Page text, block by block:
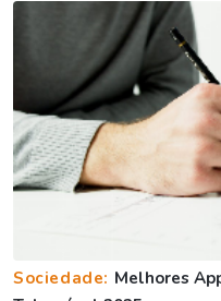
Sociedade: Melhores